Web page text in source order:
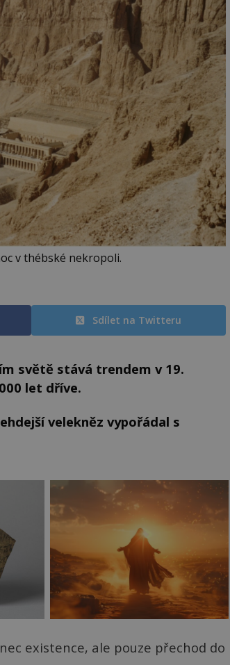
v thébské nekropoli.
Sdílet na Twitteru
světě stává trendem v 19.
let dříve.
velekněz vypořádal s
existence, ale pouze přechod do